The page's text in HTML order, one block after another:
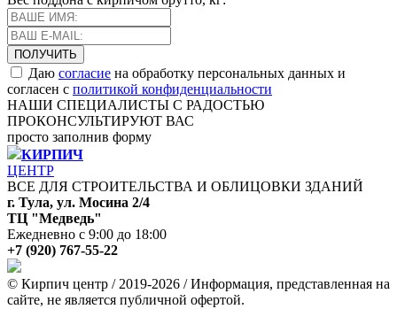
Даю согласие на обработку персональных данных и
согласен с политикой конфиденциальности
НАШИ СПЕЦИАЛИСТЫ С РАДОСТЬЮ
ПРОКОНСУЛЬТИРУЮТ ВАС
просто заполнив форму
КИРПИЧ
ЦЕНТР
ВСЕ ДЛЯ СТРОИТЕЛЬСТВА И ОБЛИЦОВКИ ЗДАНИЙ
г. Тула, ул. Мосина 2/4
ТЦ "Медведь"
Ежедневно с 9:00 до 18:00
+7 (920) 767-55-22
© Кирпич центр / 2019-2026 / Информация, представленная на
сайте, не является публичной офертой.